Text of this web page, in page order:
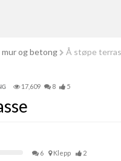
og betong Å støpe
17,609 8 5
6 Klepp 2